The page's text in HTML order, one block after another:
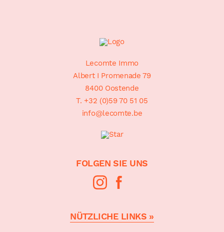
Lecomte Immo
Albert I Promenade 79
8400 Oostende
T. +32 (0)59 70 51 05
info@lecomte.be
FOLGEN SIE UNS
NÜTZLICHE LINKS »